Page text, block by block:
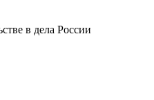
в дела России